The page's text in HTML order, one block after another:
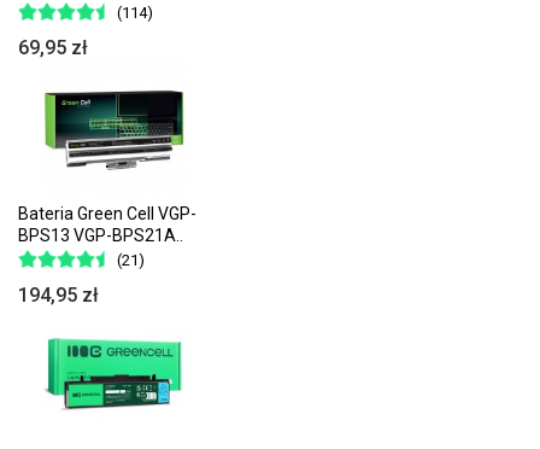
(114)
69,95 zł
Bateria Green Cell VGP-
BPS13 VGP-BPS21A..
(21)
194,95 zł